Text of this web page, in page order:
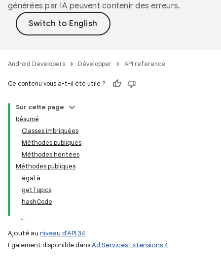
générées par IA peuvent contenir des erreurs.
Android Developers Développer API reference
Ce contenu vous a-t-il été utile ?
Sur cette page
Résumé
Classes imbriquées
Méthodes publiques
Méthodes héritées
Méthodes publiques
égal à
getTopics
hashCode
Ajouté au niveau d'API 34
Également disponible dansAd Services Extensions 4